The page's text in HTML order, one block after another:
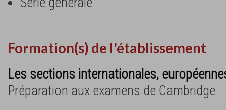
Formation(s) de l'établissement
Les sections internationales,
Préparation aux examens de Cambridge